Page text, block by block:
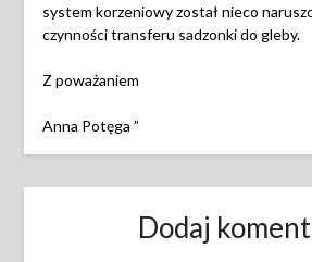
system korzeniowy został nieco
czynności transferu sadzonki do gleby.
Z poważaniem
Anna Potęga ”
Dodaj